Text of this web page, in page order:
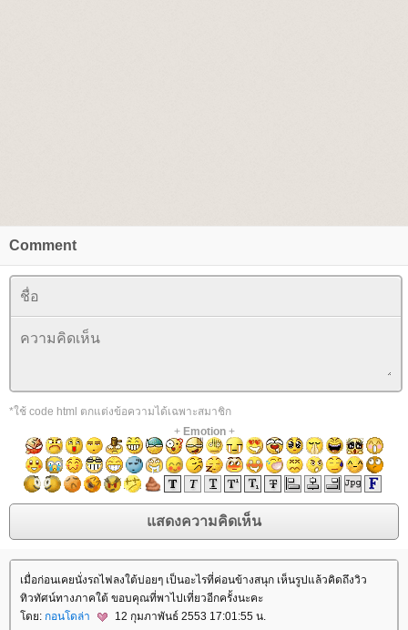
Comment
*ใช้ code html ตกแต่งข้อความได้เฉพาะสมาชิก
+ Emotion+
เมื่อก่อนเคยนั่งรถไฟลงใต้บ่อยๆ เป็นอะไรที่ค่อนข้างสนุก เห็นรูปแล้วคิดถึงวิว
ทิวทัศน์ทางภาคใต้ ขอบคุณที่พาไปเที่ยวอีกครั้งนะคะ
ดย: กอนโดล่า 12 กุมภาพันธ์ 2553 17:01:55 น.